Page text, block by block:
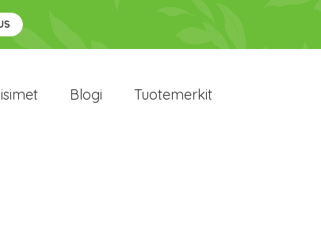
Blogi Tuotemerkit